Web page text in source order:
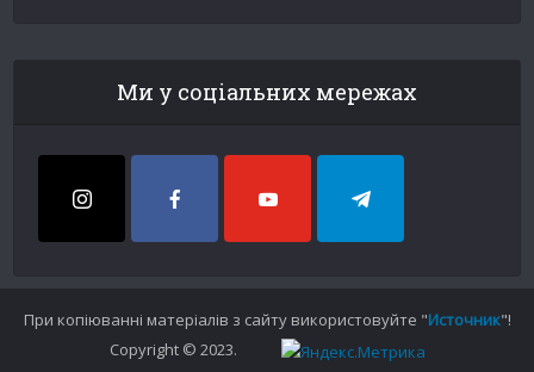
Ми у соціальних мережах
При копіюванні матеріалів з сайту використовуйте "Источник"!
Copyright © 2023.